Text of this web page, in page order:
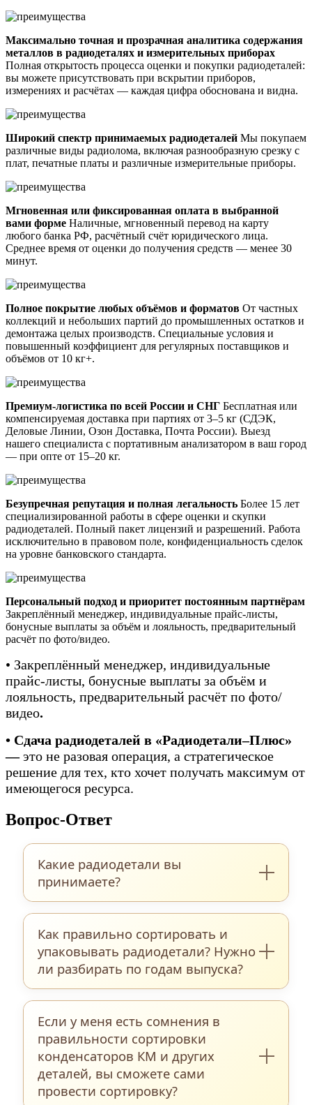
Максимально точная и прозрачная аналитика содержания
металлов в радиодеталях и измерительных приборах
Полная открытость процесса оценки и покупки радиодеталей:
вы можете присутствовать при вскрытии приборов,
измерениях и расчётах — каждая цифра обоснована и видна.
Широкий спектр принимаемых радиодеталей Мы покупаем
различные виды радиолома, включая разнообразную срезку с
плат, печатные платы и различные измерительные приборы.
Мгновенная или фиксированная оплата в выбранной
вами форме Наличные, мгновенный перевод на карту
любого банка РФ, расчётный счёт юридического лица.
Среднее время от оценки до получения средств — менее 30
минут.
Полное покрытие любых объёмов и форматов От частных
коллекций и небольших партий до промышленных остатков и
демонтажа целых производств. Специальные условия и
повышенный коэффициент для регулярных поставщиков и
объёмов от 10 кг+.
Премиум-логистика по всей России и СНГ Бесплатная или
компенсируемая доставка при партиях от 3–5 кг (СДЭК,
Деловые Линии, Озон Доставка, Почта России). Выезд
нашего специалиста с портативным анализатором в ваш город
— при опте от 15–20 кг.
Безупречная репутация и полная легальность Более 15 лет
специализированной работы в сфере оценки и скупки
радиодеталей. Полный пакет лицензий и разрешений. Работа
исключительно в правовом поле, конфиденциальность сделок
на уровне банковского стандарта.
Персональный подход и приоритет постоянным партнёрам
Закреплённый менеджер, индивидуальные прайс-листы,
бонусные выплаты за объём и лояльность, предварительный
расчёт по фото/видео.
• Закреплённый менеджер, индивидуальные
прайс-листы, бонусные выплаты за объём и
лояльность, предварительный расчёт по фото/
видео.
• Сдача радиодеталей в «Радиодетали–Плюс»
— это не разовая операция, а стратегическое
решение для тех, кто хочет получать максимум от
имеющегося ресурса.
Вопрос-Ответ
Какие радиодетали вы
принимаете?
радиоэлектронных компонентов:
керамические и танталовые
конденсаторы, мощные и маломощные
транзисторы, прецизионные резисторы,
микросхемы различных серий,
интегральные схемы, реле, разъëмы,
диоды, переключатели, тиристоры и
многие другие элементы — как
поштучно, так и на платах, новые и
Как правильно сортировать и
упаковывать радиодетали? Нужно
ли разбирать по годам выпуска?
оценки мы рекомендуем
предварительно рассортировать
компоненты по типам и видам — в
полном соответствии с фотокаталогом,
Если у меня есть сомнения в
правильности сортировки
конденсаторов КМ и других
деталей, вы сможете сами
провести сортировку?